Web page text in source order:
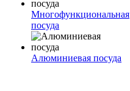
Многофункциональная
посуда
Алюминиевая посуда